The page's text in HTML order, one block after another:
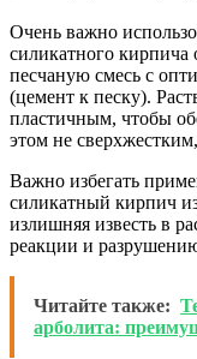
Очень важно
силикатного
песчаную смесь с
(цемент к песку).
пластичным, чтобы
этом не
Важно избегать
силикатный кирпич
излишняя известь в
реакции и
Читайте также:
арболита: